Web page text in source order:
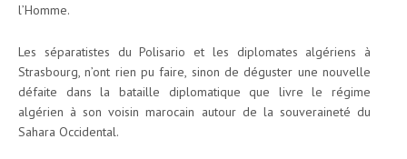
l’Homme.
Les séparatistes du Polisario et les diplomates algériens à
Strasbourg, n’ont rien pu faire, sinon de déguster une nouvelle
défaite dans la bataille diplomatique que livre le régime
algérien à son voisin marocain autour de la souveraineté du
Sahara Occidental.